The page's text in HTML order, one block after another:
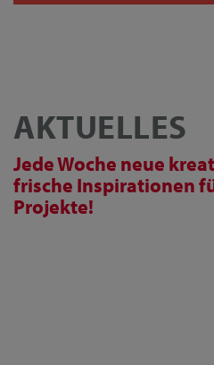
AKTUELLES
Jede Woche neue
frische Inspirationen
Projekte!